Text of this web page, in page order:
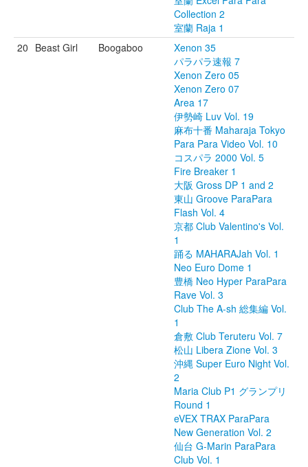
Collection 2
室蘭 Raja 1
20 Beast Girl Boogaboo
Xenon 35
パラパラ速報 7
Xenon Zero 05
Xenon Zero 07
Area 17
伊勢崎 Luv Vol. 19
麻布十番 Maharaja Tokyo
Para Para Video Vol. 10
コスパラ 2000 Vol. 5
Fire Breaker 1
大阪 Gross DP 1 and 2
東山 Groove ParaPara
Flash Vol. 4
京都 Club Valentino's Vol.
1
踊る MAHARAJah Vol. 1
Neo Euro Dome 1
豊橋 Neo Hyper ParaPara
Rave Vol. 3
Club The A-sh 総集編 Vol.
1
倉敷 Club Teruteru Vol. 7
松山 Libera Zione Vol. 3
沖縄 Super Euro Night Vol.
2
Maria Club P1 グランプリ
Round 1
eVEX TRAX ParaPara
New Generation Vol. 2
仙台 G-Marin ParaPara
Club Vol. 1